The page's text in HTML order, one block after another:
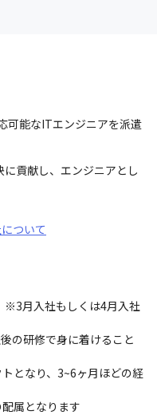
可能なITエンジニアを派遣
貢献し、エンジニアとし
ついて
※3月入社もしくは4月入社
の研修で身に着けること
となり、3~6ヶ月ほどの経
属となります